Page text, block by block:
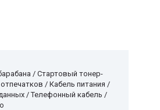
/ Стартовый тонер-
/ Кабель питания /
/ Телефонный кабель /